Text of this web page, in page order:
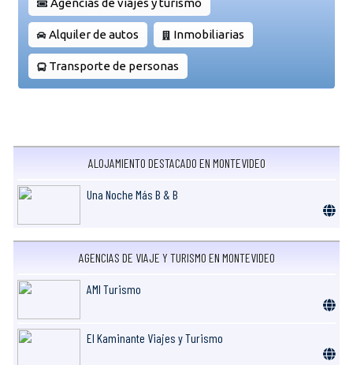
Agencias de viajes y turismo
Alquiler de autos Inmobiliarias
Transporte de personas
ALOJAMIENTO DESTACADO EN MONTEVIDEO
Una Noche Más B & B
AGENCIAS DE VIAJE Y TURISMO EN MONTEVIDEO
AMI Turismo
El Kaminante Viajes y Turismo